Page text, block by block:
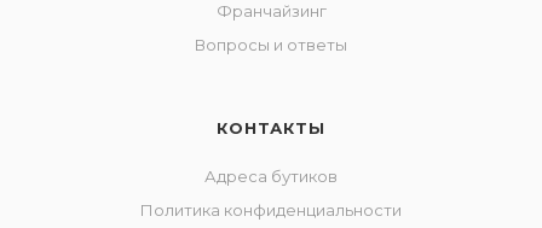
Франчайзинг
Вопросы и ответы
КОНТАКТЫ
Адреса бутиков
Политика конфиденциальности